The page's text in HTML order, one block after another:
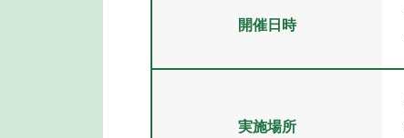
開催日時
実施場所